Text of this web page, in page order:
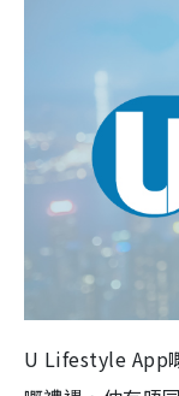
U Lifestyle App